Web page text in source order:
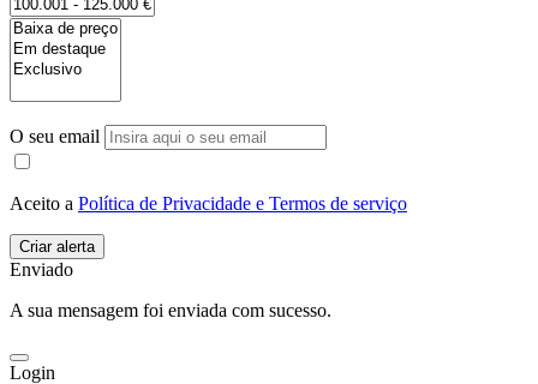
O seu email
Aceito a Política de Privacidade e Termos de serviço
Enviado
A sua mensagem foi enviada com sucesso.
Login